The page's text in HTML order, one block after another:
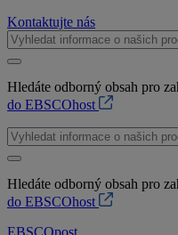
Kontaktujte nás
Hledáte odborný obsah pro
do EBSCOhost
Hledáte odborný obsah pro
do EBSCOhost
EBSCOpost